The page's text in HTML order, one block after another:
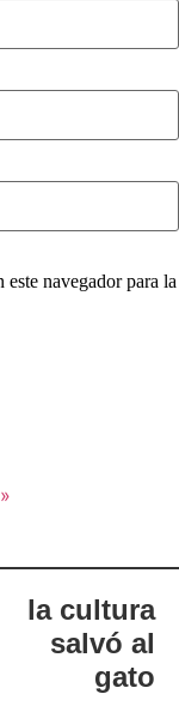
navegador para la
la cultura
salvó al
gato